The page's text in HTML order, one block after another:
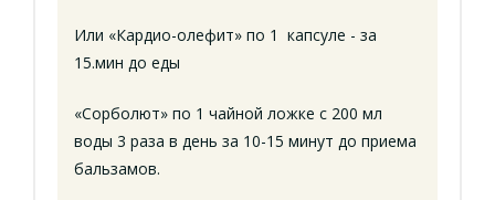
Или «Кардио-олефит» по 1 капсуле - за
15.мин до еды
«Сорболют» по 1 чайной ложке с 200 мл
воды 3 раза в день за 10-15 минут до приема
бальзамов.